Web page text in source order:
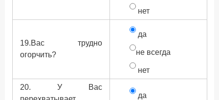
нет
19.Вас трудно
огорчить?
да
не всегда
нет
20. У Вас
да